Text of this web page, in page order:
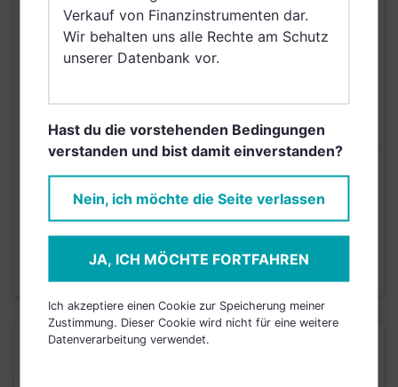
Netherlands (Kingdom
of the), Norwegen
0,35%
Risikoeinstufung laut Anbieter (KID)
KURSENTWICKLUNG
Verkauf von Finanzinstrumenten dar.
Wir behalten uns alle Rechte am Schutz
unserer Datenbank vor.
Hast du die vorstehenden Bedingungen
verstanden und bist damit einverstanden?
Nein, ich möchte die Seite verlassen
JA, ICH MÖCHTE FORTFAHREN
Ich akzeptiere einen Cookie zur Speicherung meiner
Zustimmung. Dieser Cookie wird nicht für eine weitere
Datenverarbeitung verwendet.